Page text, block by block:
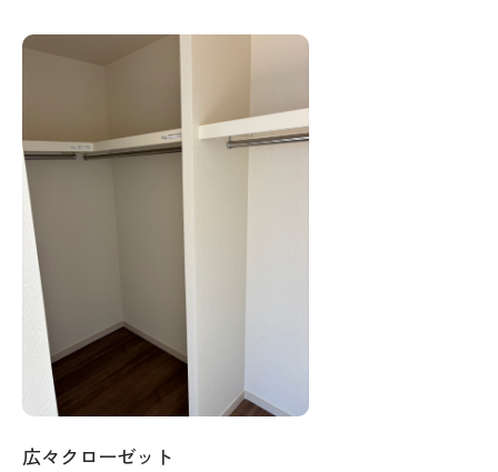
広々クローゼット